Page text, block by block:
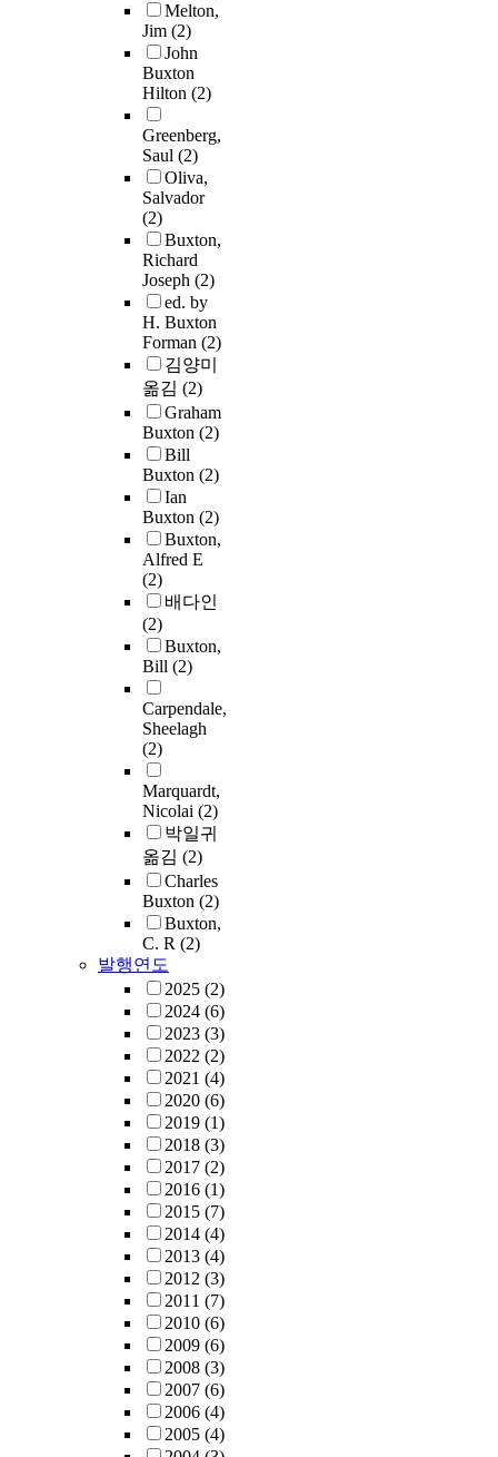
Melton,
Jim (2)
John
Buxton
Hilton (2)
Greenberg,
Saul (2)
Oliva,
Salvador
(2)
Buxton,
Richard
Joseph (2)
ed. by
H. Buxton
Forman (2)
김양미
옮김 (2)
Graham
Buxton (2)
Bill
Buxton (2)
Ian
Buxton (2)
Buxton,
Alfred E
(2)
배다인
(2)
Buxton,
Bill (2)
Carpendale,
Sheelagh
(2)
Marquardt,
Nicolai (2)
박일귀
옮김 (2)
Charles
Buxton (2)
Buxton,
C. R (2)
발행연도
2025 (2)
2024 (6)
2023 (3)
2022 (2)
2021 (4)
2020 (6)
2019 (1)
2018 (3)
2017 (2)
2016 (1)
2015 (7)
2014 (4)
2013 (4)
2012 (3)
2011 (7)
2010 (6)
2009 (6)
2008 (3)
2007 (6)
2006 (4)
2005 (4)